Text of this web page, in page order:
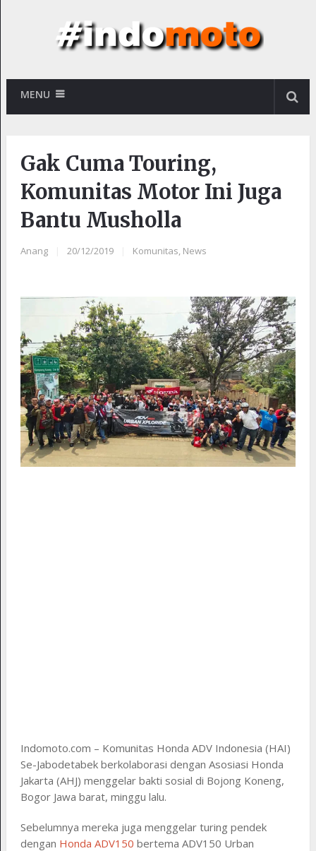
MENU
Gak Cuma Touring,
Komunitas Motor Ini Juga
Bantu Musholla
Anang 20/12/2019 Komunitas, News
Indomoto.com – Komunitas Honda ADV Indonesia (HAI)
Se-Jabodetabek berkolaborasi dengan Asosiasi Honda
Jakarta (AHJ) menggelar bakti sosial di Bojong Koneng,
Bogor Jawa barat, minggu lalu.
Sebelumnya mereka juga menggelar turing pendek
dengan Honda ADV150 bertema ADV150 Urban